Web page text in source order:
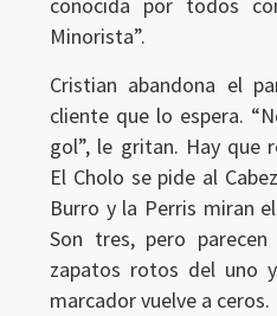
conocida por todos
Minorista”.
Cristian abandona el
cliente que lo espera.
gol”, le gritan. Hay que
El Cholo se pide al
Burro y la Perris miran
Son tres, pero
zapatos rotos del uno
marcador vuelve a ceros.